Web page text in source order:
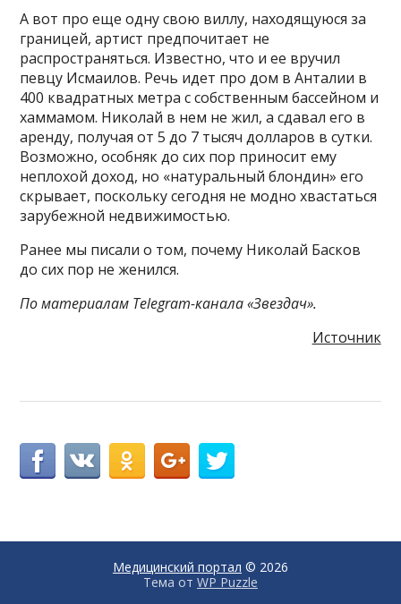
А вот про еще одну свою виллу, находящуюся за
границей, артист предпочитает не
распространяться. Известно, что и ее вручил
певцу Исмаилов. Речь идет про дом в Анталии в
400 квадратных метра с собственным бассейном и
хаммамом. Николай в нем не жил, а сдавал его в
аренду, получая от 5 до 7 тысяч долларов в сутки.
Возможно, особняк до сих пор приносит ему
неплохой доход, но «натуральный блондин» его
скрывает, поскольку сегодня не модно хвастаться
зарубежной недвижимостью.
Ранее мы писали о том, почему Николай Басков
до сих пор не женился.
По материалам Telegram-канала «Звездач».
Источник
Медицинский портал © 2026
Тема от WP Puzzle